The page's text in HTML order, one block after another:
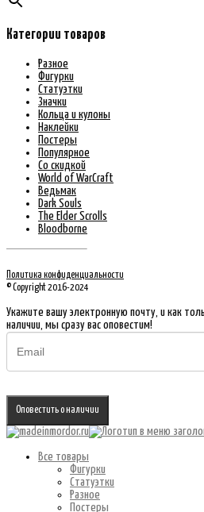
Категории товаров
Разное
Фигурки
Статуэтки
Значки
Кольца и кулоны
Наклейки
Постеры
Популярное
Со скидкой
World of WarCraft
Ведьмак
Dark Souls
The Elder Scrolls
Bloodborne
Политика конфиденциальности
© Copyright 2016-2024
Укажите вашу электронную почту, и как
наличии, мы сразу вас оповестим!
Оповестить о наличии
Все товары
Фигурки
Статуэтки
Разное
Постеры